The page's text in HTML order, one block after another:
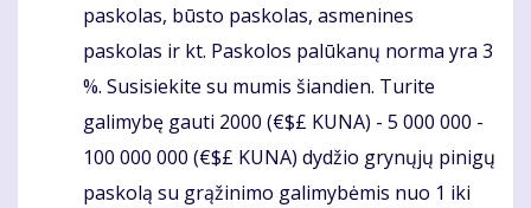
paskolas, būsto paskolas, asmenines
paskolas ir kt. Paskolos palūkanų norma yra 3
%. Susisiekite su mumis šiandien. Turite
galimybę gauti 2000 (€$£ KUNA) - 5 000 000 -
100 000 000 (€$£ KUNA) dydžio grynųjų pinigų
paskolą su grąžinimo galimybėmis nuo 1 iki